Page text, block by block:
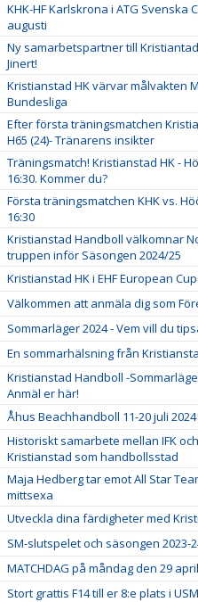
KHK-HF Karlskrona i ATG Svenska
augusti
Ny samarbetspartner till
Jinert!
Kristianstad HK värvar målvakten
Bundesliga
Efter första träningsmatchen
H65 (24)- Tränarens insikter
Träningsmatch! Kristianstad HK -
16:30. Kommer du?
Första träningsmatchen KHK vs.
16:30
Kristianstad Handboll välkomnar
truppen inför Säsongen 2024/25
Kristianstad HK i EHF European
Välkommen att anmäla dig som
Sommarläger 2024 - Vem vill du
En sommarhälsning från
Kristianstad Handboll -
Anmäl er här!
Åhus Beachhandboll 11-20 juli 2024
Historiskt samarbete mellan IFK
Kristianstad som handbollsstad
Maja Hedberg tar emot All Star
mittsexa
Utveckla dina färdigheter med
SM-slutspelet och säsongen 2023-
MATCHDAG på måndag den 29
Stort grattis F14 till er 8:e plats i